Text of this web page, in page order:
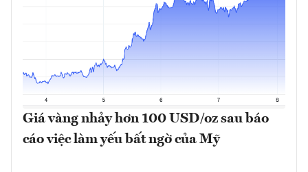
Giá vàng nhảy hơn 100 USD/oz sau báo
cáo việc làm yếu bất ngờ của Mỹ